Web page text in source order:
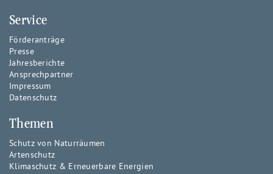
Service
Förderanträge
Presse
Jahresberichte
Ansprechpartner
Impressum
Datenschutz
Themen
Schutz von Naturräumen
Artenschutz
Klimaschutz & Erneuerbare Energien